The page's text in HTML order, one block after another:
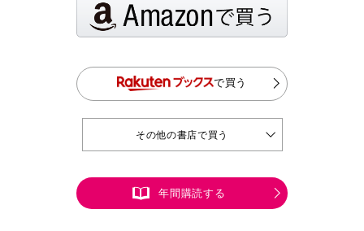
で買う
その他の書店で買う
年間購読する